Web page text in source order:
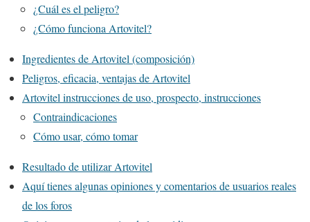
¿Cuál es el peligro?
¿Cómo funciona Artovitel?
Ingredientes de Artovitel (composición)
Peligros, eficacia, ventajas de Artovitel
Artovitel instrucciones de uso, prospecto, instrucciones
Contraindicaciones
Cómo usar, cómo tomar
Resultado de utilizar Artovitel
Aquí tienes algunas opiniones y comentarios de usuarios reales
de los foros